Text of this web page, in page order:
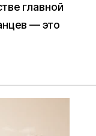
главной
— это